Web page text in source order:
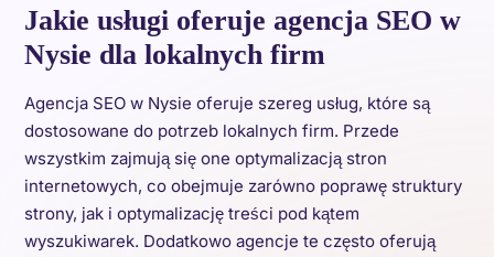
Jakie usługi oferuje agencja SEO w
Nysie dla lokalnych firm
Agencja SEO w Nysie oferuje szereg usług, które są
dostosowane do potrzeb lokalnych firm. Przede
wszystkim zajmują się one optymalizacją stron
internetowych, co obejmuje zarówno poprawę struktury
strony, jak i optymalizację treści pod kątem
wyszukiwarek. Dodatkowo agencje te często oferują